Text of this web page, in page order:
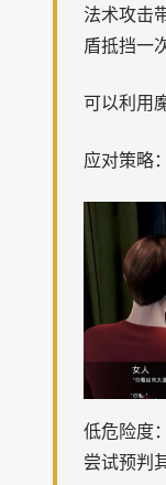
法术攻击
盾抵挡一
可以利用
应对策略：
低危险度
尝试预判